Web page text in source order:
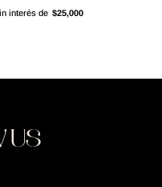
interés de $25,000
US